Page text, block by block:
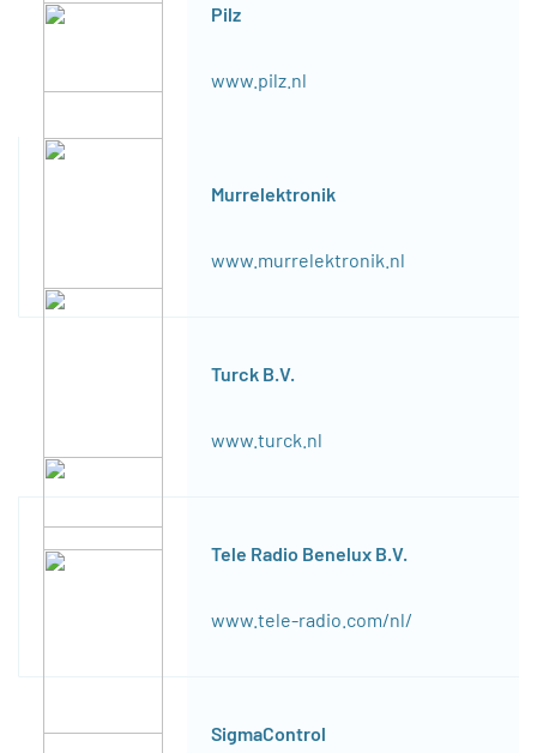
Pilz
www.pilz.nl
Murrelektronik
www.murrelektronik.nl
Turck B.V.
www.turck.nl
Tele Radio Benelux B.V.
www.tele-radio.com/nl/
SigmaControl